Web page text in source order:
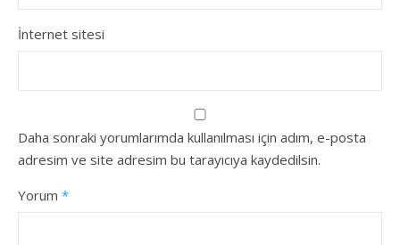
İnternet sitesi
Daha sonraki yorumlarımda kullanılması için adım, e-posta
adresim ve site adresim bu tarayıcıya kaydedilsin.
Yorum *